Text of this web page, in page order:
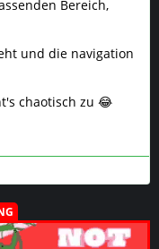
Bereich,
und die navigation
chaotisch zu 😂